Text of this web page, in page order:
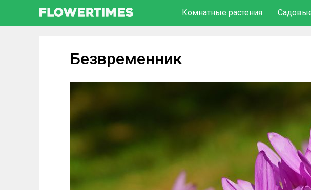
Комнатные растения
Безвременник